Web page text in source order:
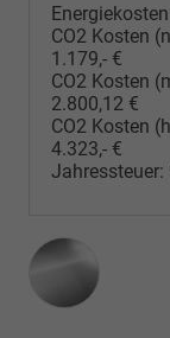
CO2 Kosten
1.179,- €
CO2 Kosten
2.800,12 €
CO2 Kosten
4.323,- €
Jahressteuer: